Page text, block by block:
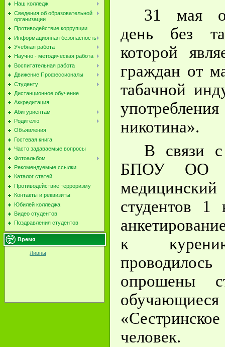
Наш колледж
Сведения об образовательной
организации
Противодействие коррупции
Информационная безопасность
Учебная работа
Научно - методическая работа
Воспитательная работа
Движение Профессионалы
Студенту
Дистанционное обучение
Аккредитация
Абитуриентам
Родителю
Объявления
Гостевая книга
Часто задаваемые вопросы
Фотоальбом
Рекомендуемые ссылки.
Каталог статей
Противодействие терроризму
Контакты и реквизиты
Юбилей колледжа
Видео студентов
Поздравления студентов
Время
Ливны
31 мая
день без
которой
граждан от
табачной
никотина».
В связи
БПОУ ОО
студентов 1
к
опрошены
человек.